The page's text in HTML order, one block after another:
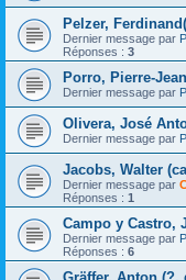
Pelzer,
Dernier message par
Réponses : 3
Porro, Pierre-
Dernier message par
Olivera, José
Dernier message par
Jacobs, Walter
Dernier message par
Réponses : 1
Campo y Castro,
Dernier message par
Réponses : 6